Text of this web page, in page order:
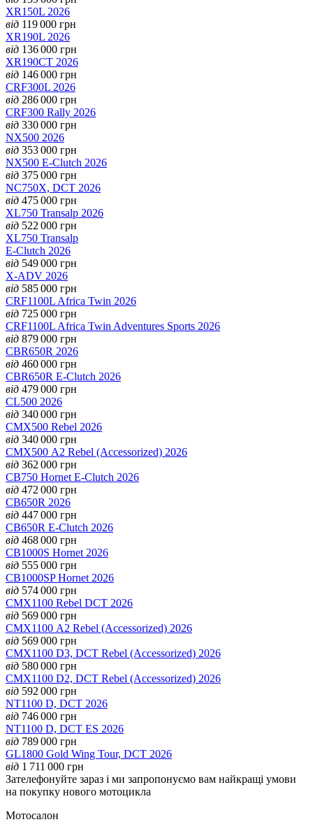
XR150L 2026
від 119 000 грн
XR190L 2026
від 136 000 грн
XR190CT 2026
від 146 000 грн
CRF300L 2026
від 286 000 грн
CRF300 Rally 2026
від 330 000 грн
NX500 2026
від 353 000 грн
NX500 E-Clutch 2026
від 375 000 грн
NC750X, DCT 2026
від 475 000 грн
XL750 Transalp 2026
від 522 000 грн
XL750 Transalp
E-Clutch 2026
від 549 000 грн
X-ADV 2026
від 585 000 грн
CRF1100L Africa Twin 2026
від 725 000 грн
CRF1100L Africa Twin Adventures Sports 2026
від 879 000 грн
CBR650R 2026
від 460 000 грн
CBR650R E-Clutch 2026
від 479 000 грн
CL500 2026
від 340 000 грн
CMX500 Rebel 2026
від 340 000 грн
CMX500 А2 Rebel (Accessorized) 2026
від 362 000 грн
CB750 Hornet E-Clutch 2026
від 472 000 грн
CB650R 2026
від 447 000 грн
CB650R E-Clutch 2026
від 468 000 грн
CB1000S Hornet 2026
від 555 000 грн
CB1000SP Hornet 2026
від 574 000 грн
CMX1100 Rebel DCT 2026
від 569 000 грн
CMX1100 А2 Rebel (Accessorized) 2026
від 569 000 грн
CMX1100 D3, DCT Rebel (Accessorized) 2026
від 580 000 грн
CMX1100 D2, DCT Rebel (Accessorized) 2026
від 592 000 грн
NT1100 D, DCT 2026
від 746 000 грн
NT1100 D, DCT ES 2026
від 789 000 грн
GL1800 Gold Wing Tour, DCT 2026
від 1 711 000 грн
Зателефонуйте зараз і ми запропонуємо вам найкращі умови
на покупку нового мотоцикла
Мотосалон